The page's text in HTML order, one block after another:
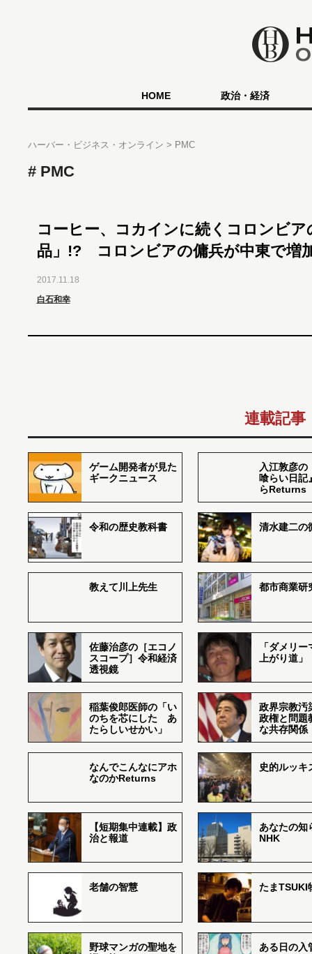
HOME 政治・経済
ハーバー・ビジネス・オンライン PMC
PMC
コーヒー、コカインに続くコロンビア
品」!? コロンビアの傭兵が中東で増
2017.11.18
白石和幸
連載記事
ゲーム開発者が見た
ギークニュース
入江敦彦の
喰らい日記
らReturns
令和の歴史教科書 清水建二の
教えて川上先生 都市商業研
佐藤治彦の［エコノ
スコープ］令和経済
透視鏡
「ダメリ
上がり道」
稲葉俊郎医師の「い
のちを芯にした あ
たらしいせかい」
政界宗教汚
政権と問題
な共存関係
なんでこんなにアホ
なのかReturns
史的ルッキ
【短期集中連載】政
治と報道
あなたの知
NHK
老舗の智慧 たまTSUKI
野球マンガの聖地を
ある日の入